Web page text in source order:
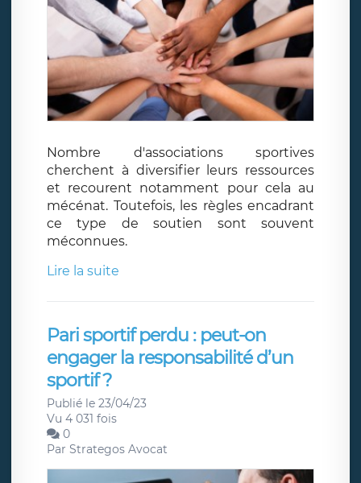
Nombre d'associations sportives
cherchent à diversifier leurs ressources
et recourent notamment pour cela au
mécénat. Toutefois, les règles encadrant
ce type de soutien sont souvent
méconnues.
Lire la suite
Pari sportif perdu : peut-on
engager la responsabilité d’un
sportif ?
Publié le 23/04/23
Vu 4 031 fois
0
Par Strategos Avocat